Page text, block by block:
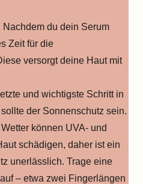
Nachdem du dein Serum
Zeit für die
versorgt deine Haut mit
und wichtigste Schritt in
der Sonnenschutz sein.
können UVA- und
schädigen, daher ist ein
unerlässlich. Trage eine
– etwa zwei Fingerlängen